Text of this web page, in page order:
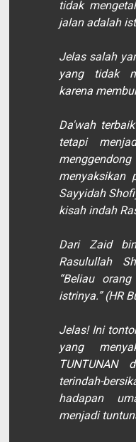
tidak
jalan adalah
Jelas salah
yang tidak
karena
Da'wah
tetapi
menyaksikan
Sayyidah
kisah indah
Dari Zaid
Rasulullah
“Beliau
istrinya.” (HR
Jelas! Ini
yang
TUNTUNAN
terindah-
hadapan
menjadi